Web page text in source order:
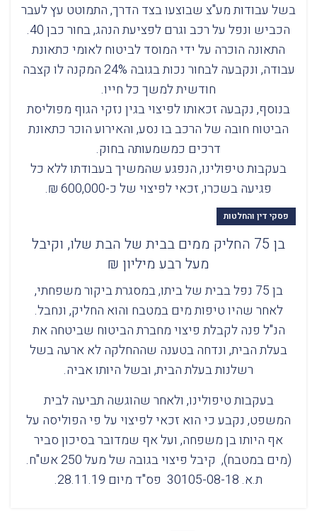
בשל עבודות מע"צ שבוצעו בצד הדרך, התמוטט עץ לעבר
הכביש ונפל על רכב וגרם לפציעת הנהג, בחור כבן 40.
התאונה הוכרה על ידי המוסד לביטוח לאומי כתאונת
עבודה, ונקבעה לבחור נכות בגובה 24% המקנה לו קצבה
חודשית למשך כל חייו.
בנוסף, נקבעה זכאותו לפיצוי בגין נזקי הגוף מפוליסת
הביטוח חובה של הרכב בו נסע, והאירוע הוכר כתאונת
דרכים כמשמעותה בחוק.
בעקבות טיפולינו, הנפגע שהמשיך בעבודתו ללא כל
פגיעה בשכרו, זכאי לפיצוי של כ-600,000 ₪.
פסקי דין והחלטות
בן 75 החליק ממים בבית של הבת שלו, וקיבל
מעל רבע מיליון ₪
בן 75 נפל בבית של ביתו, במסגרת ביקור משפחתי,
לאחר שהיו טיפות מים במטבח והוא החליק, ונחבל.
הנ"ל פנה לקבלת פיצוי מחברת הביטוח שביטחה את
בעלת הבית, ונדחה בטענה שההחלקה לא ארעה בשל
רשלנות בעלת הבית, ובשל היותו אביה.
בעקבות טיפולינו, ולאחר שהוגשה תביעה לבית
המשפט, נקבע כי הוא זכאי לפיצוי על פי הפוליסה על
אף היותו בן משפחה, ועל אף שמדובר בסיכון סביר
(מים במטבח), קיבל פיצוי בגובה של מעל 250 אש"ח.
ת.א. 30105-08-18 פס"ד מיום 28.11.19.